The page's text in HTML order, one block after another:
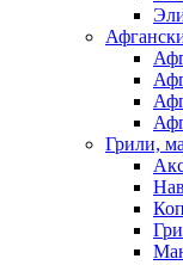
Грили,